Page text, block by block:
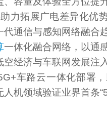
力拓展广电差异化优
通信与感知网络融合
一体化融合网络，以通
经济与车联网发展注
车路云一体化部署
机领域验证业界首条